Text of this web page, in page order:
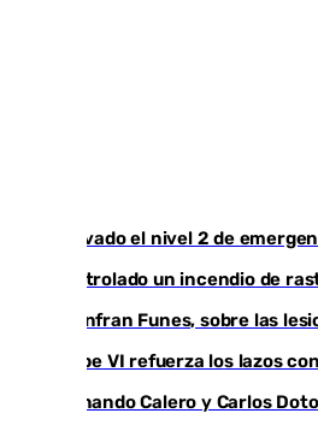
Activado el nivel 2 de
Controlado un incendio de
Juanfran Funes, sobre las
Felipe VI refuerza los lazos
Fernando Calero y Carlos